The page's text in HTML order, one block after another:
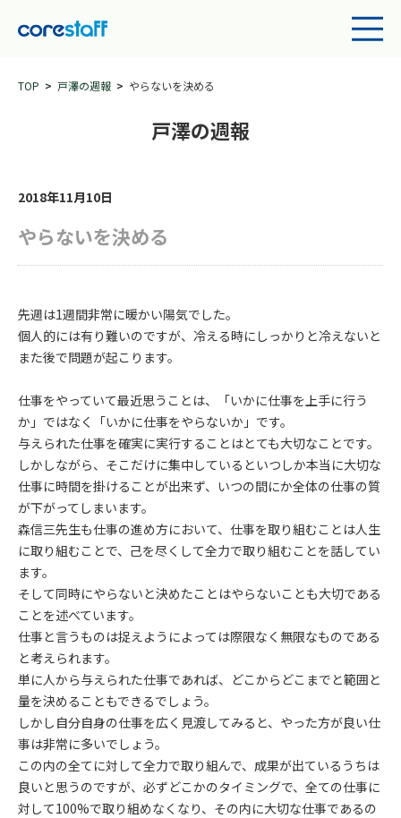
TOP 戸澤の週報 やらないを決める
戸澤の週報
2018年11月10日
やらないを決める
先週は1週間非常に暖かい陽気でした。
個人的には有り難いのですが、冷える時にしっかりと冷えないと
また後で問題が起こります。
仕事をやっていて最近思うことは、「いかに仕事を上手に行う
か」ではなく「いかに仕事をやらないか」です。
与えられた仕事を確実に実行することはとても大切なことです。
しかしながら、そこだけに集中しているといつしか本当に大切な
仕事に時間を掛けることが出来ず、いつの間にか全体の仕事の質
が下がってしまいます。
森信三先生も仕事の進め方において、仕事を取り組むことは人生
に取り組むことで、己を尽くして全力で取り組むことを話してい
ます。
そして同時にやらないと決めたことはやらないことも大切である
ことを述べています。
仕事と言うものは捉えようによっては際限なく無限なものである
と考えられます。
単に人から与えられた仕事であれば、どこからどこまでと範囲と
量を決めることもできるでしょう。
しかし自分自身の仕事を広く見渡してみると、やった方が良い仕
事は非常に多いでしょう。
この内の全てに対して全力で取り組んで、成果が出ているうちは
良いと思うのですが、必ずどこかのタイミングで、全ての仕事に
対して100%で取り組めなくなり、その内に大切な仕事であるの